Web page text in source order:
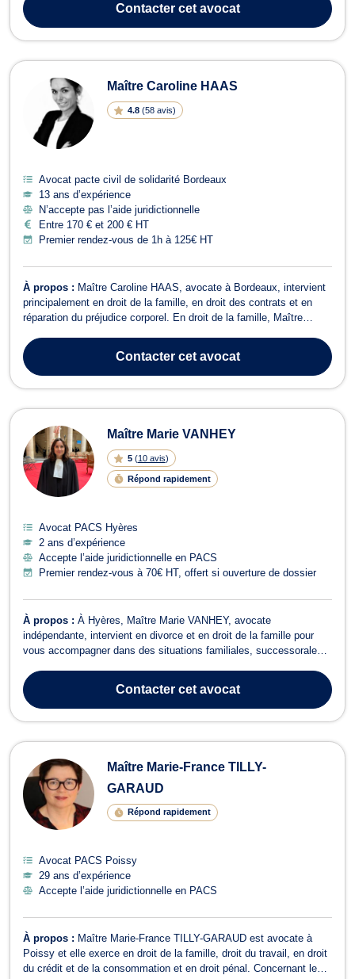
Laurene JOANNET met ...Contactercet avocat
Maître Caroline HAAS
4.8 (58 avis)
Avocat pacte civil de solidarité Bordeaux
13 ans d’expérience
N’accepte pas l’aide juridictionnelle
Entre 170 € et 200 € HT
Premier rendez-vous de 1h à 125€ HT
À propos : Maître Caroline HAAS, avocate à Bordeaux, intervient
principalement en droit de la famille, en droit des contrats et en
réparation du préjudice corporel. En droit de la famille, Maître
divorce, la séparation, le changement de nom, le PACS ou tout ce
qui concer...
Contactercet avocat
Maître Marie VANHEY
5 (10 avis)
Répond rapidement
Avocat PACS Hyères
2 ans d’expérience
Accepte l’aide juridictionnelle en PACS
Premier rendez-vous à 70€ HT, offert si ouverture de dossier
À propos : À Hyères, Maître Marie VANHEY, avocate
indépendante, intervient en divorce et en droit de la famille pour
vous accompagner dans des situations familiales, successorales
expériences à votre service afin de vous écouter, de comprendre
vos besoins et de vous guider dans l...
Contactercet avocat
Maître Marie-France TILLY-
GARAUD
Répond rapidement
Avocat PACS Poissy
29 ans d’expérience
Accepte l’aide juridictionnelle en PACS
À propos : Maître Marie-France TILLY-GARAUD est avocate à
Poissy et elle exerce en droit de la famille, droit du travail, en droit
du crédit et de la consommation et en droit pénal. Concernant le